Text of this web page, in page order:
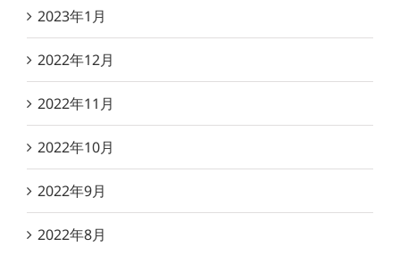
2023年1月
2022年12月
2022年11月
2022年10月
2022年9月
2022年8月